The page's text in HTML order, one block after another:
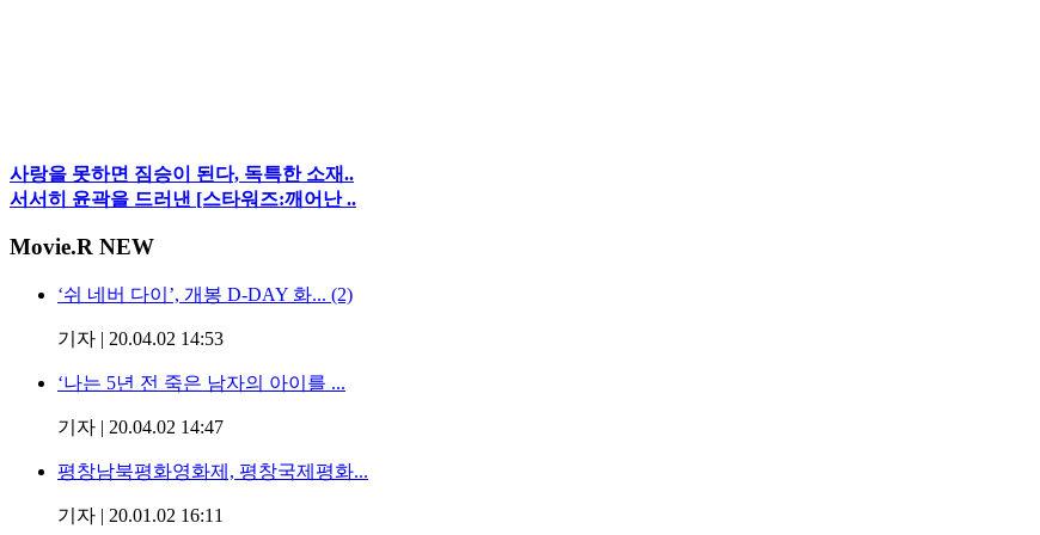
사랑을 못하면 짐승이 된다, 독특한 소재..
서서히 윤곽을 드러낸 [스타워즈:깨어난 ..
Movie.R NEW
‘쉬 네버 다이’, 개봉 D-DAY 화... (2)
기자 | 20.04.02 14:53
‘나는 5년 전 죽은 남자의 아이를 ...
기자 | 20.04.02 14:47
평창남북평화영화제, 평창국제평화...
기자 | 20.01.02 16:11